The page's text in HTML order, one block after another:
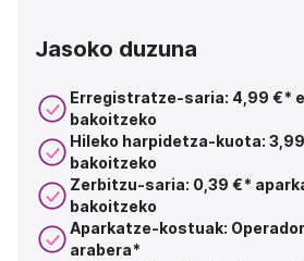
Jasoko duzuna
Erregistratze-saria: 4,99 €*
bakoitzeko
Hileko harpidetza-kuota:
bakoitzeko
Zerbitzu-saria: 0,39 €*
bakoitzeko
Aparkatze-kostuak:
arabera*